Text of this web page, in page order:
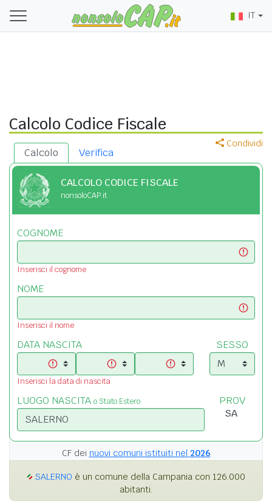
IT
Calcolo Codice Fiscale
Condividi
Calcolo Verifica
CALCOLO CODICE FISCALE
nonsoloCAP.it
COGNOME
Inserisci il cognome
NOME
Inserisci il nome
DATA NASCITA
Inserisci la data di nascita
SESSO
LUOGO NASCITA o Stato Estero PROV
CF dei nuovi comuni istituiti nel 2026
SALERNO è un comune della Campania con 126.000
abitanti.